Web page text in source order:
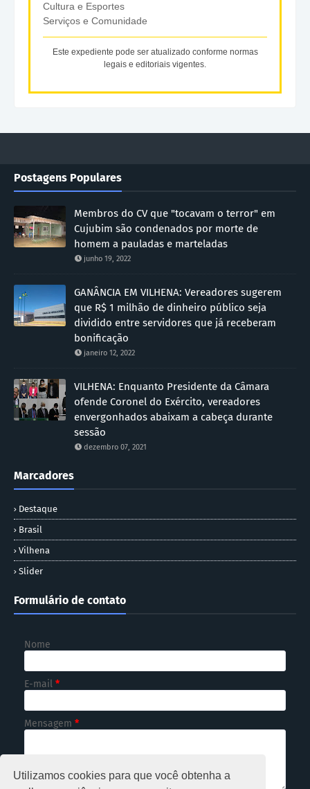
Utilizamos cookies para que você obtenha a
Cultura e Esportes
Serviços e Comunidade
Este expediente pode ser atualizado conforme normas
legais e editoriais vigentes.
Postagens Populares
Membros do CV que "tocavam o terror" em
Cujubim são condenados por morte de
homem a pauladas e marteladas
junho 19, 2022
GANÂNCIA EM VILHENA: Vereadores sugerem
que R$ 1 milhão de dinheiro público seja
dividido entre servidores que já receberam
bonificação
janeiro 12, 2022
VILHENA: Enquanto Presidente da Câmara
ofende Coronel do Exército, vereadores
envergonhados abaixam a cabeça durante
sessão
dezembro 07, 2021
Marcadores
Destaque
Brasil
Vilhena
Slider
Formulário de contato
Nome
E-mail *
Mensagem *